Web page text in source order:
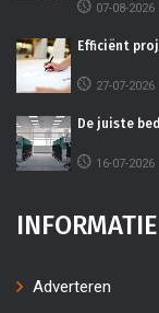
07-08-2026
Efficiënt
27-07-2026
De juiste
16-07-2026
INFORMATIE
Adverteren